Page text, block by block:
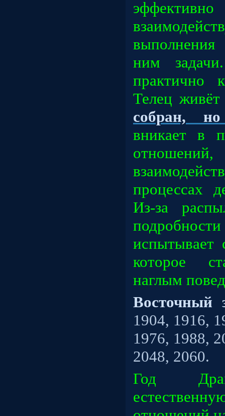
выполнения
ним задачи.
практично
Телец
собран,
вникает в
процессах
Из-за
испытывает
которое
наглым
Восточный
1904, 1916,
1976, 1988,
2048, 2060.
Год